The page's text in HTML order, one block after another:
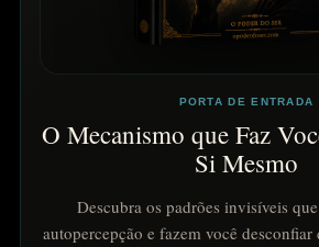
PORTA DE ENTRADA
O Mecanismo que Faz
Si Mesmo
Descubra os padrões invisíveis
autopercepção e fazem você desconfiar